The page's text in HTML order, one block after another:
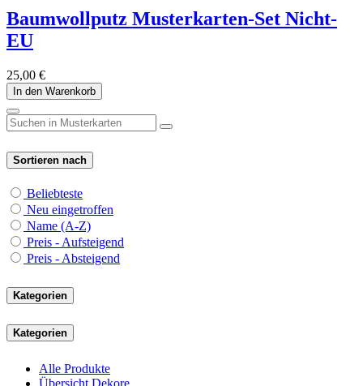
Baumwollputz Musterkarten-Set Nicht-
EU
25,00 €
In den Warenkorb
Sortieren nach
Beliebteste
Neu eingetroffen
Name (A-Z)
Preis - Aufsteigend
Preis - Absteigend
Kategorien
Kategorien
Alle Produkte